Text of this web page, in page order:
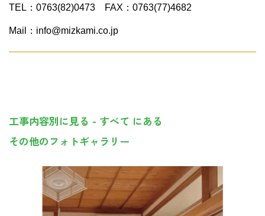
TEL：0763(82)0473 FAX：0763(77)4682
Mail：info@mizkami.co.jp
工事内容別に見る - すべて にある
その他のフォトギャラリー